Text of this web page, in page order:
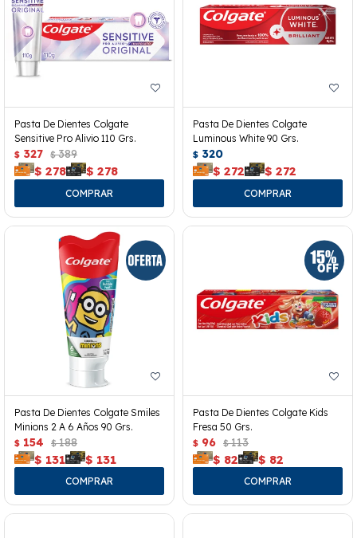
Pasta De Dientes Colgate
Sensitive Pro Alivio 110 Grs.
$ 327 $ 389
$ 278 $ 278
Pasta De Dientes Colgate
Luminous White 90 Grs.
$ 320
$ 272 $ 272
Pasta De Dientes Colgate Smiles
Minions 2 A 6 Años 90 Grs.
$ 154 $ 188
$ 131 $ 131
Pasta De Dientes Colgate Kids
Fresa 50 Grs.
$ 96 $ 113
$ 82 $ 82